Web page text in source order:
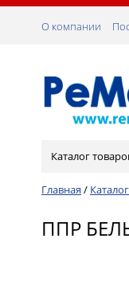
О компании
Каталог
Главная / Каталог
ППР